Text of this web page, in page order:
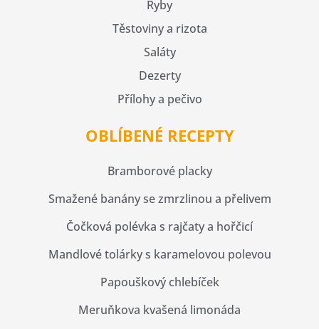
Ryby
Těstoviny a rizota
Saláty
Dezerty
Přílohy a pečivo
OBLÍBENÉ RECEPTY
Bramborové placky
Smažené banány se zmrzlinou a přelivem
Čočková polévka s rajčaty a hořčicí
Mandlové tolárky s karamelovou polevou
Papouškový chlebíček
Meruňkova kvašená limonáda